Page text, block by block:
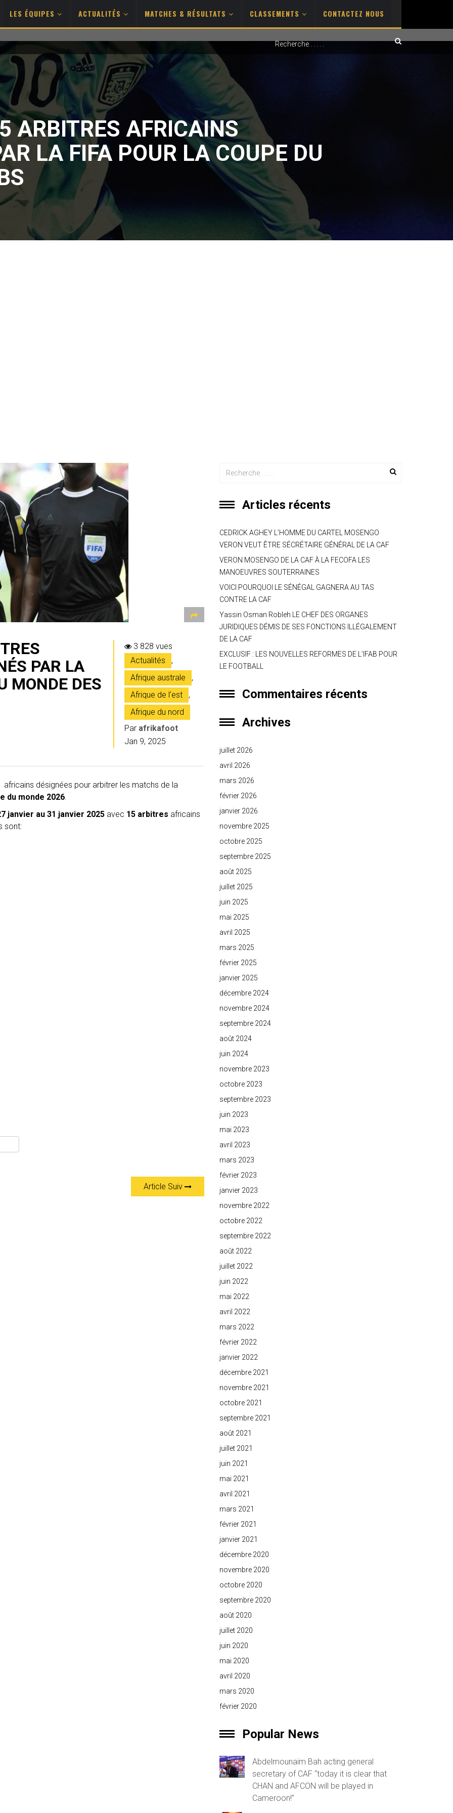
LES ÉQUIPES ACTUALITÉS MATCHES & RÉSULTATS CLASSEMENTS CONTACTEZ NOUS
ARBITRES AFRICAINS
LA FIFA POUR LA COUPE DU
PAR LA
MONDE DES
3 828 vues
Actualités
,
Afrique australe
,
Afrique de l'est
,
Afrique du nord
Par afrikafoot
Jan 9, 2025
africains désignées pour arbitrer les matchs de la
du monde 2026.
janvier au 31 janvier 2025 avec 15 arbitres africains
sont:
Article Suiv
Articles récents
CEDRICK AGHEY L’HOMME DU CARTEL MOSENGO
VERON VEUT ÊTRE SÉCRÉTAIRE GÉNÉRAL DE LA CAF
VERON MOSENGO DE LA CAF À LA FECOFA LES
MANOEUVRES SOUTERRAINES
VOICI POURQUOI LE SÉNÉGAL GAGNERA AU TAS
CONTRE LA CAF
Yassin Osman Robleh LE CHEF DES ORGANES
JURIDIQUES DÉMIS DE SES FONCTIONS ILLÉGALEMENT
DE LA CAF
EXCLUSIF : LES NOUVELLES REFORMES DE L’IFAB POUR
LE FOOTBALL
Commentaires récents
Archives
juillet 2026
avril 2026
mars 2026
février 2026
janvier 2026
novembre 2025
octobre 2025
septembre 2025
août 2025
juillet 2025
juin 2025
mai 2025
avril 2025
mars 2025
février 2025
janvier 2025
décembre 2024
novembre 2024
septembre 2024
août 2024
juin 2024
novembre 2023
octobre 2023
septembre 2023
juin 2023
mai 2023
avril 2023
mars 2023
février 2023
janvier 2023
novembre 2022
octobre 2022
septembre 2022
août 2022
juillet 2022
juin 2022
mai 2022
avril 2022
mars 2022
février 2022
janvier 2022
décembre 2021
novembre 2021
octobre 2021
septembre 2021
août 2021
juillet 2021
juin 2021
mai 2021
avril 2021
mars 2021
février 2021
janvier 2021
décembre 2020
novembre 2020
octobre 2020
septembre 2020
août 2020
juillet 2020
juin 2020
mai 2020
avril 2020
mars 2020
février 2020
Popular News
Abdelmounaïm Bah acting general
secretary of CAF “today it is clear that
CHAN and AFCON will be played in
Cameroon!”